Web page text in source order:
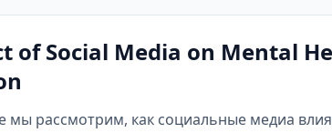
of Social Media on Mental
мы рассмотрим, как социальные медиа